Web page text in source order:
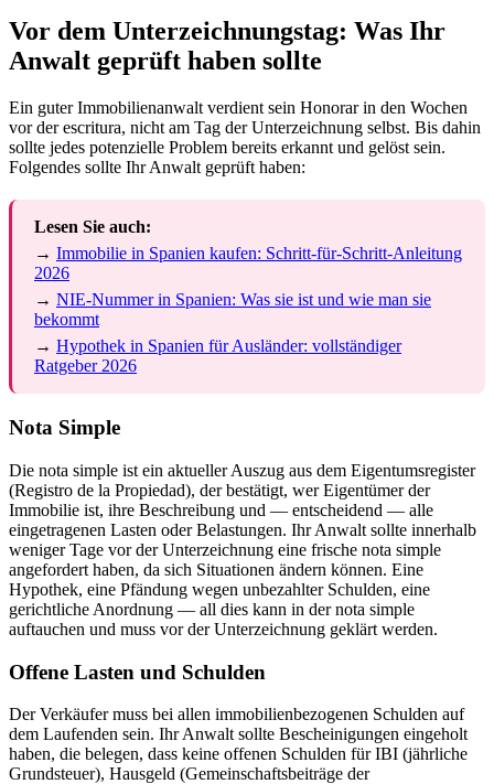
Vor dem Unterzeichnungstag: Was Ihr
Anwalt geprüft haben sollte
Ein guter Immobilienanwalt verdient sein Honorar in den Wochen
vor der escritura, nicht am Tag der Unterzeichnung selbst. Bis dahin
sollte jedes potenzielle Problem bereits erkannt und gelöst sein.
Folgendes sollte Ihr Anwalt geprüft haben:
Lesen Sie auch:
→ Immobilie in Spanien kaufen: Schritt-für-Schritt-Anleitung
2026
→ NIE-Nummer in Spanien: Was sie ist und wie man sie
bekommt
→ Hypothek in Spanien für Ausländer: vollständiger
Ratgeber 2026
Nota Simple
Die nota simple ist ein aktueller Auszug aus dem Eigentumsregister
(Registro de la Propiedad), der bestätigt, wer Eigentümer der
Immobilie ist, ihre Beschreibung und — entscheidend — alle
eingetragenen Lasten oder Belastungen. Ihr Anwalt sollte innerhalb
weniger Tage vor der Unterzeichnung eine frische nota simple
angefordert haben, da sich Situationen ändern können. Eine
Hypothek, eine Pfändung wegen unbezahlter Schulden, eine
gerichtliche Anordnung — all dies kann in der nota simple
auftauchen und muss vor der Unterzeichnung geklärt werden.
Offene Lasten und Schulden
Der Verkäufer muss bei allen immobilienbezogenen Schulden auf
dem Laufenden sein. Ihr Anwalt sollte Bescheinigungen eingeholt
haben, die belegen, dass keine offenen Schulden für IBI (jährliche
Grundsteuer), Hausgeld (Gemeinschaftsbeiträge der